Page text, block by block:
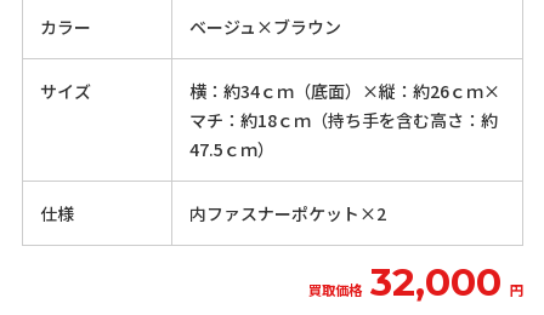
カラー ベージュ×ブラウン
サイズ
横：約34ｃｍ（底面）×縦：約26ｃｍ×
マチ：約18ｃｍ（持ち手を含む高さ：約
47.5ｃｍ）
仕様 内ファスナーポケット×2
買取価格 32,000 円